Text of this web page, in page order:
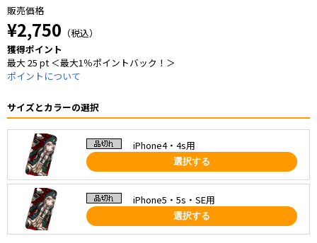
販売価格
¥2,750 （税込）
獲得ポイント
最大 25 pt ＜最大1％ポイントバック！＞
ポイントについて
サイズとカラーの選択
iPhone4・4s用
選択する
iPhone5・5s・SE用
選択する